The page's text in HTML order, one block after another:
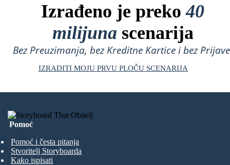
Izrađeno je preko40
milijuna scenarija
Bez Preuzimanja, bez Kreditne Kartice i bez
IZRADITI MOJU PRVU PLOČU SCENARIJA
Pomoć
Pomoć i česta pitanja
Stvoritelj Storyboarda
Kako ispisati